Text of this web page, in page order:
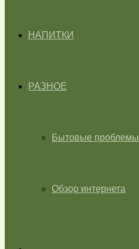
НАПИТКИ
РАЗНОЕ
Бытовые проблемы
Обзор интернета